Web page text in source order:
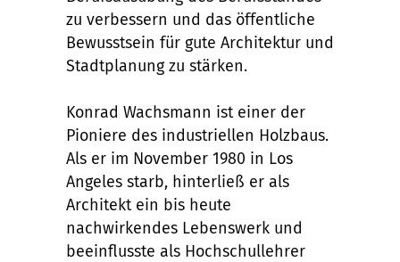
zu verbessern und das öffentliche
Bewusstsein für gute Architektur und
Stadtplanung zu stärken.
Konrad Wachsmann ist einer der
Pioniere des industriellen Holzbaus.
Als er im November 1980 in Los
Angeles starb, hinterließ er als
Architekt ein bis heute
nachwirkendes Lebenswerk und
beeinflusste als Hochschullehrer